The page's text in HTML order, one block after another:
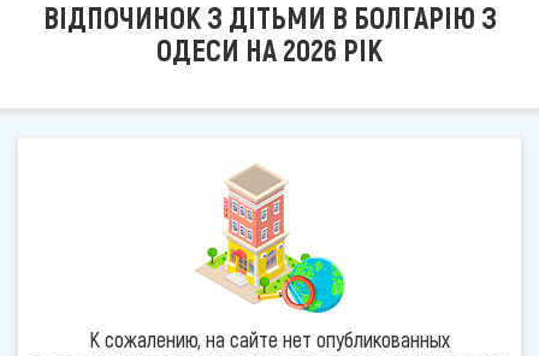
ВІДПОЧИНОК З ДІТЬМИ В БОЛГАРІЮ З
ОДЕСИ НА 2026 РІК
К сожалению, на сайте нет опубликованных